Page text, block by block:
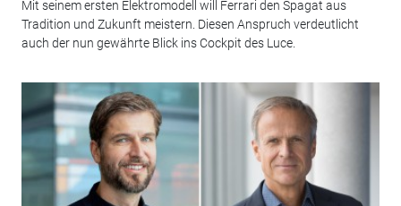
Mit seinem ersten Elektromodell will Ferrari den Spagat aus
Tradition und Zukunft meistern. Diesen Anspruch verdeutlicht
auch der nun gewährte Blick ins Cockpit des Luce.